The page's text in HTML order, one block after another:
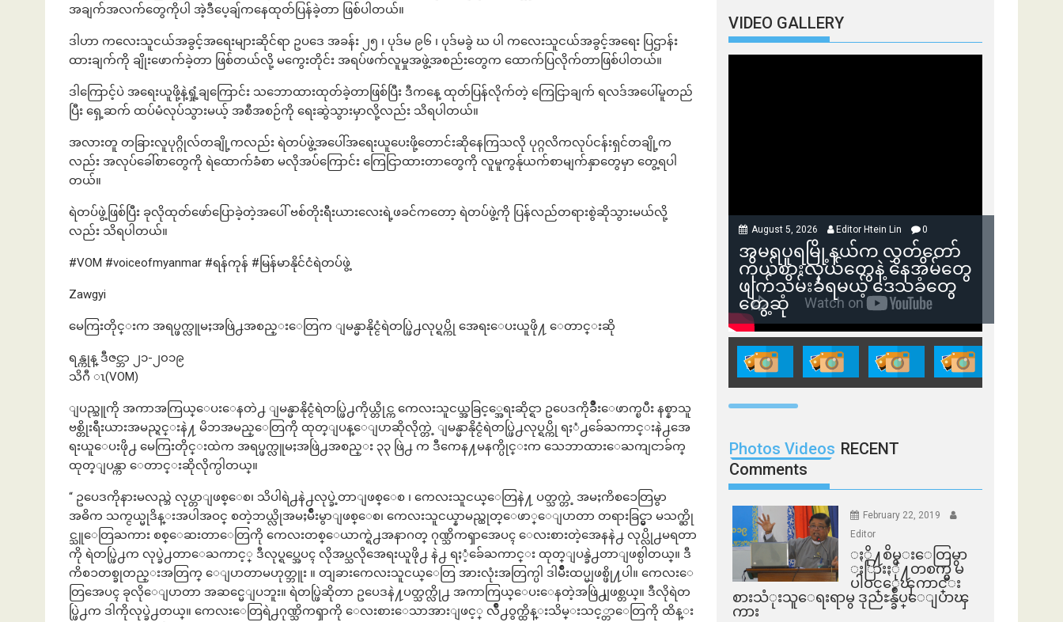
အချက်အလက်တွေကိုပါ အဲ့ဒီပေ့ချ်ကနေထုတ်ပြန်ခဲ့တာ ဖြစ်ပါတယ်။
ဒါဟာ ကလေးသူငယ်အခွင့်အရေးများဆိုင်ရာ ဥပဒေ အခန်း ၂၅ ၊ ပုဒ်မ ၉၆ ၊ ပုဒ်မခွဲ ဃ ပါ ကလေးသူငယ်အခွင့်အရေး ပြဌာန်း
ထားချက်ကို ချိုးဖောက်ခဲ့တာ ဖြစ်တယ်လို့ မကွေးတိုင်း အရပ်ဖက်လူမှုအဖွဲ့အစည်းတွေက ထောက်ပြလိုက်တာဖြစ်ပါတယ်။
ဒါကြောင့်ပဲ အရေးယူဖို့နဲ့ရှုံ့ချကြောင်း သဘောထားထုတ်ခဲ့တာဖြစ်ပြီး ဒီကနေ့ ထုတ်ပြန်လိုက်တဲ့ ကြေငြာချက် ရလဒ်အပေါ်မူတည်
ပြီး ရှေ့ဆက် ထပ်မံလုပ်သွားမယ့် အစီအစဉ်ကို ရေးဆွဲသွားမှာလို့လည်း သိရပါတယ်။
အလားတူ တခြားလူပုဂ္ဂိုလ်တချို့ကလည်း ရဲတပ်ဖွဲ့အပေါ်အရေးယူပေးဖို့တောင်းဆိုနေကြသလို ပုဂ္ဂလိကလုပ်ငန်းရှင်တချို့က
လည်း အလုပ်ခေါ်စာတွေကို ရဲထောက်ခံစာ မလိုအပ်ကြောင်း ကြေငြာထားတာတွေကို လူမူကွန်ုယက်စာမျက်နှာတွေမှာ တွေ့ရပါ
တယ်။
ရဲတပ်ဖွဲ့ဖြစ်ပြီး ခုလိုထုတ်ဖော်ပြောခဲ့တဲ့အပေါ် ဗစ်တိုးရီးယားလေးရဲ့ဖခင်ကတော့ ရဲတပ်ဖွဲ့ကို ပြန်လည်တရားစွဲဆိုသွားမယ်လို့
လည်း သိရပါတယ်။
#VOM #voiceofmyanmar #ရန်ကုန် #မြန်မာနိုင်ငံရဲတပ်ဖွဲ့
Zawgyi
မေကြးတိုင္းက အရပ္ဖက္လူမႈအဖြဲ႕အစည္းေတြက ျမန္မာနိုင္ငံရဲတပ္ဖြဲ႕လုပ္ရပ္ကို အေရးေပးယူဖို႔ ေတာင္းဆို
ရန္ကုန္ ဒီဇင္ဘာ ၂၁-၂၀၁၉
သိဂီ ၤ(VOM)
ျပည္သူကို အကာအကြယ္ေပးေနတဲ႕ ျမန္မာနိုင္ငံရဲတပ္ဖြဲ႕ကိုယ္တိုင္က ကေလးသူငယ္အခြင့္အေရးဆိုင္ရာ ဥပေဒကိုခ်ိဳးေဖာက္ၿပီး နစ္နာသူ
ဗစ္တိုးရီးယားအမည္ရင္းနဲ႔ မိဘအမည္ေတြကို ထုတ္ျပန္ေျပာဆိုလိုက္တဲ့ ျမန္မာနိုင္ငံရဲတပ္ဖြဲ႕လုပ္ရပ္ကို ရႈံ႕ခ်ေႀကာင္းနဲ႕အေ
ရးယူေပးဖို႕ မေကြးတိုင္းထဲက အရပ္ဖက္လူမႈအဖြဲ႕အစည္း ၃၃ ဖြဲ႕ က ဒီကေန႔မနက္ပိုင္းက သေဘာထားေႀကျငာခ်က္
ထုတ္ျပန္ကာ ေတာင္းဆိုလိုက္ပါတယ္။
“ ဥပေဒကိုနားမလည္ဘဲ လုပ္တာျဖစ္ေစ၊ သိပါရဲ႕နဲ႕လုပ္ခဲ့တာျဖစ္ေစ ၊ ကေလးသူငယ္ေတြနဲ႔ ပတ္သက္တဲ့ အမႈကိစၥေတြမွာ
အဓိက သက္ငယ္မုဒိန္းအပါအဝင္ စတဲ့ဘယ္လိုအမႈမ်ိဳးမွာျဖစ္ေစ၊ ကေလးသူငယ္နာမည္ထုတ္ေဖာ္ေျပာတာ တရားခြင္မွာ မသက္ဆို
င္သူေတြႀကား စစ္ေဆးတာေတြကို ကေလးတစ္ေယာက္ရဲ႕အနာဂတ္ ဂုဏ္သိကၡာအေပၚ ေလးစားတဲ့အေနနဲ႕ လုပ္လို႕မရတာ
ကို ရဲတပ္ဖြဲ႕က လုပ္ခဲ႕တာေႀကာင့္ ဒီလုပ္ရပ္အေပၚ လိုအပ္သလိုအေရးယူဖို႕ နဲ႕ ရႈံ့ခ်ေႀကာင္း ထုတ္ျပန္ခဲ႕တာျဖစ္ပါတယ္။ ဒီ
ကိစၥတစ္ခုတည္းအတြက္ ေျပာတာမဟုတ္ဘူး ။ တျခားကေလးသူငယ္ေတြ အားလုံးအတြက္ပါ ဒါမ်ိဳးထပ္မျဖစ္ဖို႔ပါ။ ကေလးေ
တြအေပၚ ခုလိုေျပာတာ အဆင္မေျပဘူး။ ရဲတပ္ဖြဲဆိုတာ ဥပေဒနဲ႔ပတ္သက္လို႕ အကာကြယ္ေပးေနတဲ့အဖြဲ႕ျဖစ္တယ္။ ဒီလိုရဲတ
ပ္ဖြဲ႕က ဒါကိုလုပ္ခဲ႕တယ္။ ကေလးေတြရဲ႕ဂုဏ္သိကၡာကို ေလးစားေသာအားျဖင့္ လ်ိဳ႕ဝွက္ထိန္းသိမ္းသင့္တာေတြကို ထိန္း
VIDEO GALLERY
August 5, 2026 Editor Htein Lin 0
အမရပူရမြို့နယ်က လွှတ်တော်
ကိုယ်စားလှယ်တွေနဲ့ နေအိမ်တွေ
ဖျက်သိမ်းခံရမယ့် ဒေသခံတွေ
တွေ့ဆုံ
Photos Videos RECENT
Comments
February 22, 2019
Editor
ႏို႔စိမ္းေတြမွာ
ႏြားႏို႔တစက္မွ မ
ပါဝင္ေၾကာင္း
စားသံုးသူေရးရာမွ ဒုညႊန္ခ်ဳပ္ေျပာၾ
ကား